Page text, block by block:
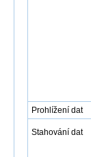
Prohlížení dat
Stahování dat